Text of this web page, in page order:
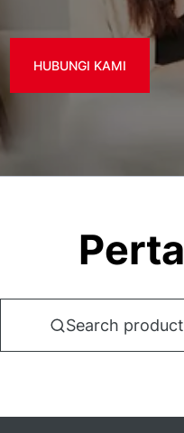
HUBUNGI KAMI
Search